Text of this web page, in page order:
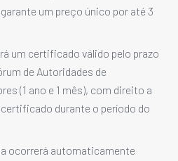
um preço único por até 3
um certificado válido pelo prazo
de Autoridades de
(1 ano e 1 mês), com direito a
durante o período do
ocorrerá automaticamente